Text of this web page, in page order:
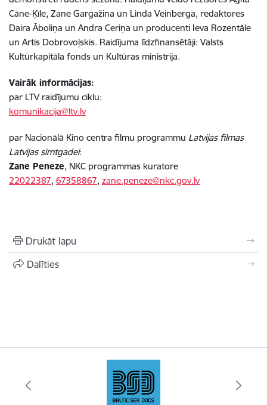
Cāne-Ķīle, Zane Gargažina un Linda Veinberga, redaktores
Daira Āboliņa un Andra Ceriņa un producenti Ieva Rozentāle
un Artis Dobrovoļskis. Raidījuma līdzfinansētāji: Valsts
Kultūrkapitāla fonds un Kultūras ministrija.
Vairāk informācijas:
par LTV raidījumu ciklu:
komunikacija@ltv.lv
par Nacionālā Kino centra filmu programmu Latvijas filmas
Latvijas simtgadei:
Zane Peneze, NKC programmas kuratore
22022387, 67358867, zane.peneze@nkc.gov.lv
Drukāt lapu
Dalīties